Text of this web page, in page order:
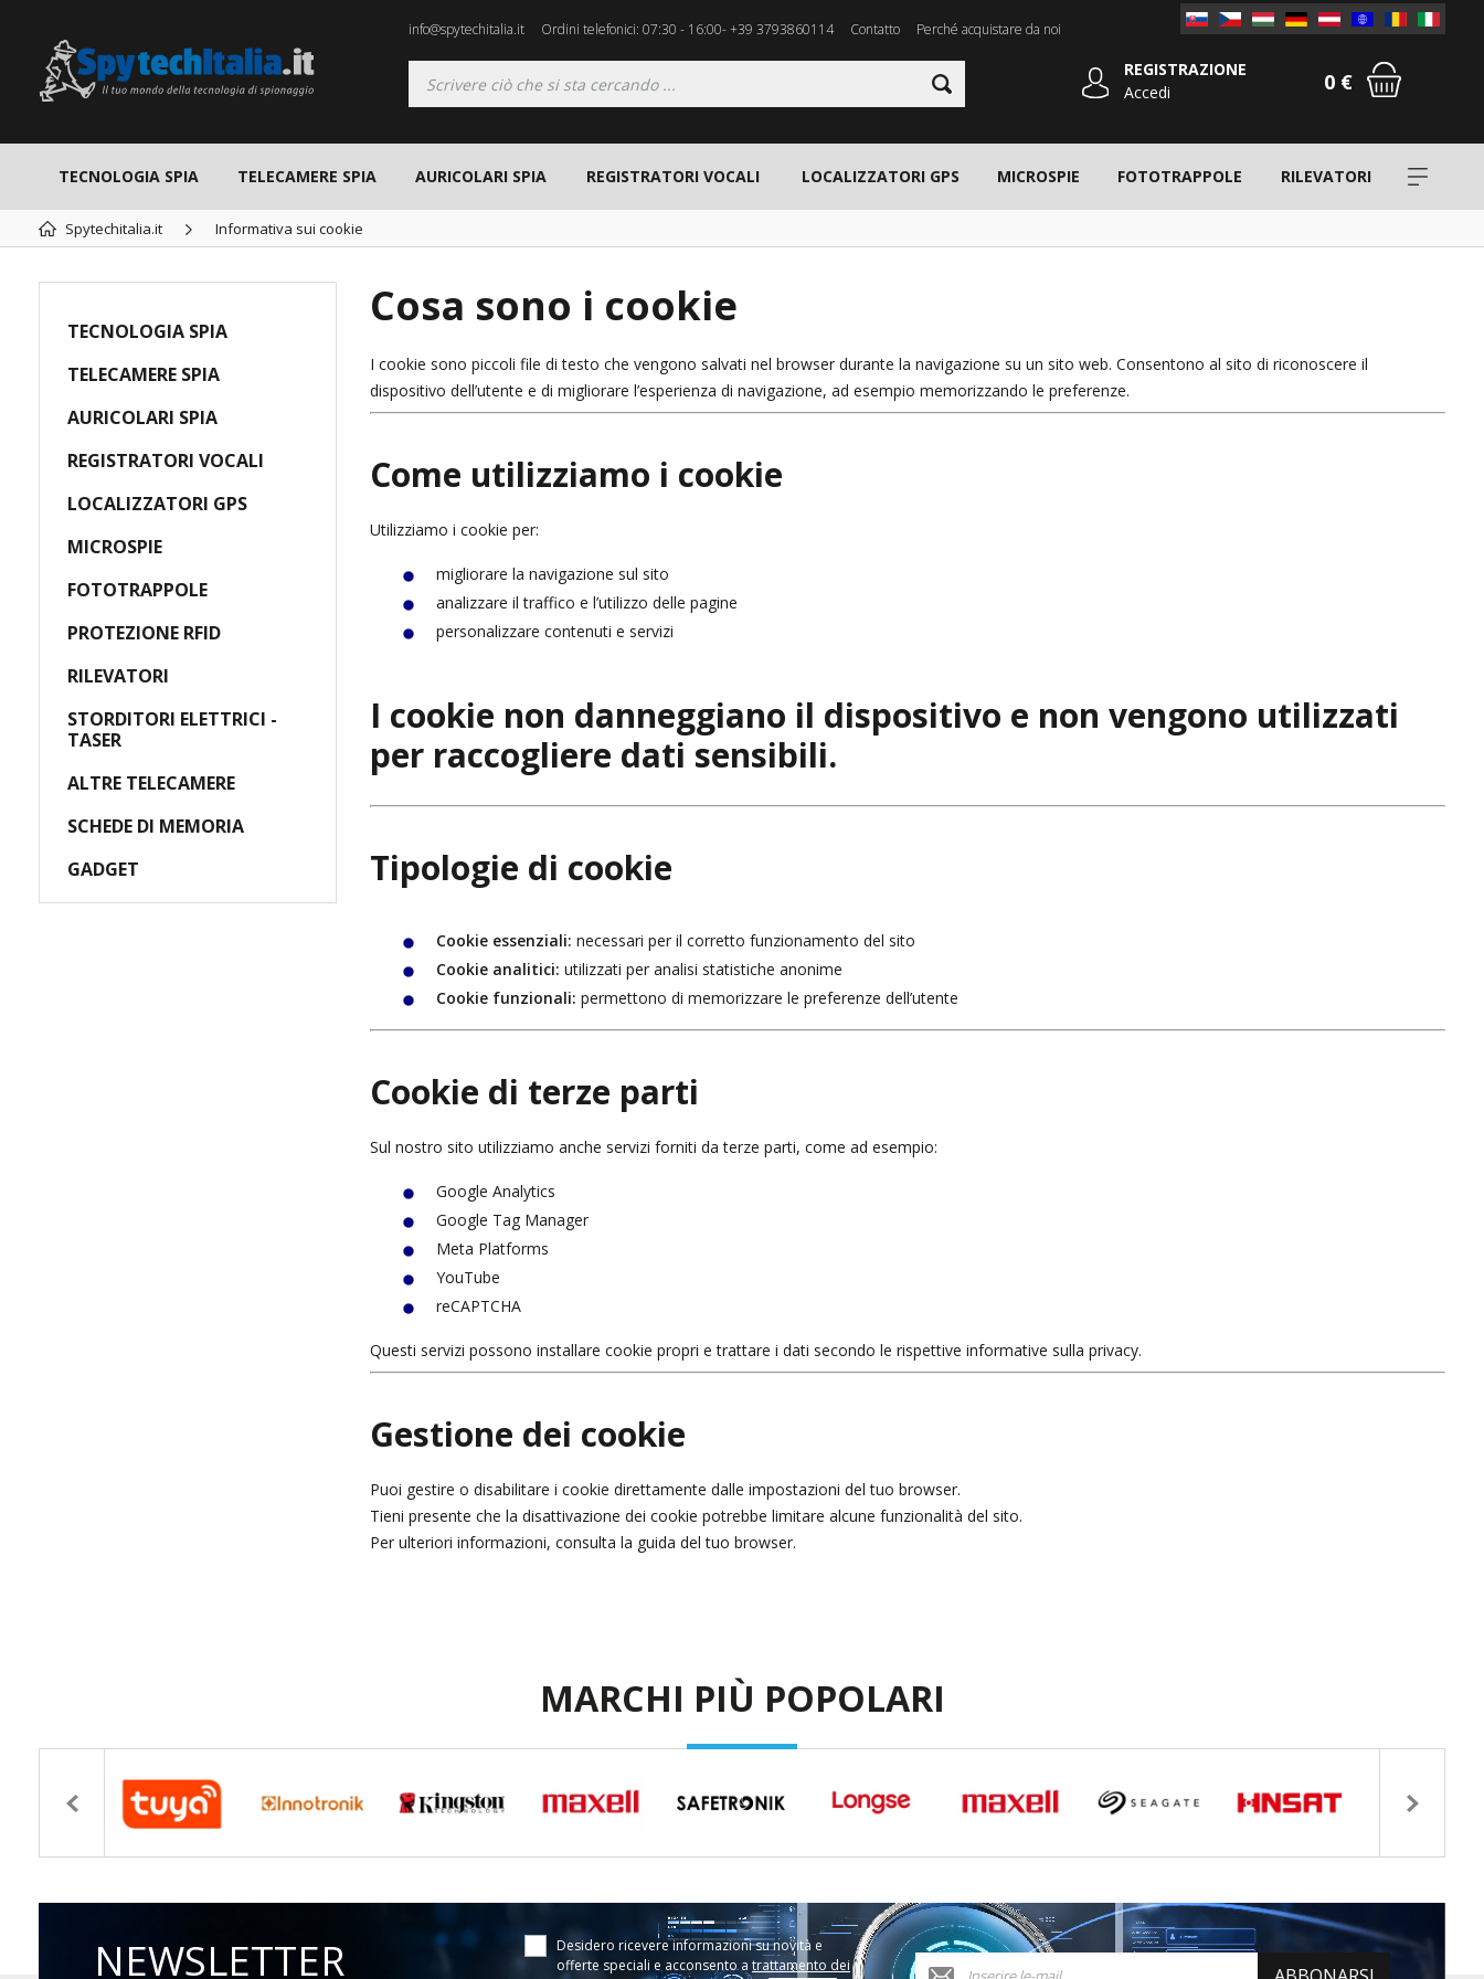
info@spytechitalia.it Ordini telefonici: 07:30 - 16:00- +39 3793860114 Contatto Perché acquistare da noi
REGISTRAZIONE
Accedi
0 €
TECNOLOGIA SPIA TELECAMERE SPIA AURICOLARI SPIA REGISTRATORI VOCALI LOCALIZZATORI GPS MICROSPIE FOTOTRAPPOLE RILEVATORI
Spytechitalia.it Informativa sui cookie
Cosa sono i cookie
I cookie sono piccoli file di testo che vengono salvati nel browser durante la navigazione su un sito web. Consentono al sito di riconoscere il
dispositivo dell’utente e di migliorare l’esperienza di navigazione, ad esempio memorizzando le preferenze.
Come utilizziamo i cookie
Utilizziamo i cookie per:
migliorare la navigazione sul sito
analizzare il traffico e l’utilizzo delle pagine
personalizzare contenuti e servizi
I cookie non danneggiano il dispositivo e non vengono utilizzati
per raccogliere dati sensibili.
Tipologie di cookie
Cookie essenziali: necessari per il corretto funzionamento del sito
Cookie analitici: utilizzati per analisi statistiche anonime
Cookie funzionali: permettono di memorizzare le preferenze dell’utente
Cookie di terze parti
Sul nostro sito utilizziamo anche servizi forniti da terze parti, come ad esempio:
Google Analytics
Google Tag Manager
Meta Platforms
YouTube
reCAPTCHA
Questi servizi possono installare cookie propri e trattare i dati secondo le rispettive informative sulla privacy.
Gestione dei cookie
Puoi gestire o disabilitare i cookie direttamente dalle impostazioni del tuo browser.
Tieni presente che la disattivazione dei cookie potrebbe limitare alcune funzionalità del sito.
Per ulteriori informazioni, consulta la guida del tuo browser.
TECNOLOGIA SPIA
TELECAMERE SPIA
AURICOLARI SPIA
REGISTRATORI VOCALI
LOCALIZZATORI GPS
MICROSPIE
FOTOTRAPPOLE
PROTEZIONE RFID
RILEVATORI
STORDITORI ELETTRICI -
TASER
ALTRE TELECAMERE
SCHEDE DI MEMORIA
GADGET
MARCHI PIÙ POPOLARI
NEWSLETTER
Desidero ricevere informazioni su novità e
offerte speciali e acconsento a trattamento dei